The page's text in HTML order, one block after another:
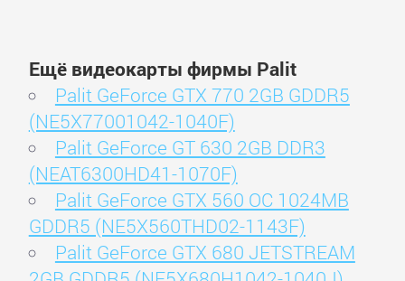
Ещё видеокарты фирмы Palit
Palit GeForce GTX 770 2GB GDDR5
(NE5X77001042-1040F)
Palit GeForce GT 630 2GB DDR3
(NEAT6300HD41-1070F)
Palit GeForce GTX 560 OC 1024MB
GDDR5 (NE5X560THD02-1143F)
Palit GeForce GTX 680 JETSTREAM